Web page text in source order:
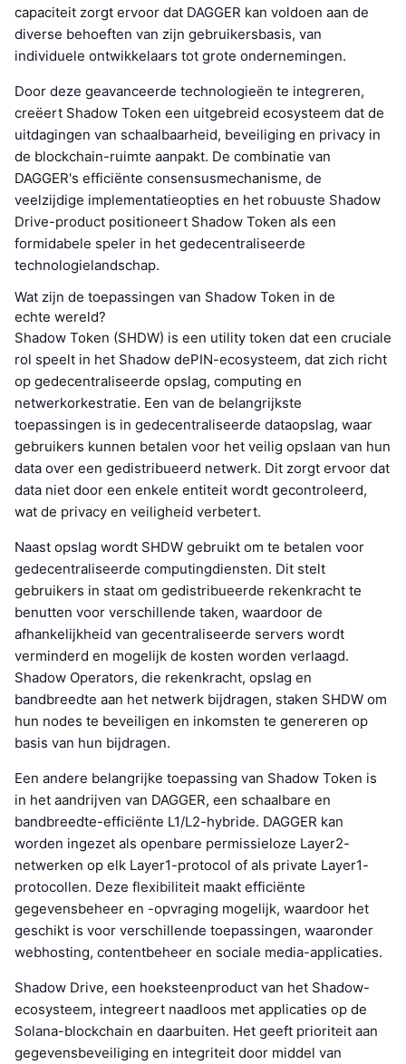
capaciteit zorgt ervoor dat DAGGER kan voldoen aan de
diverse behoeften van zijn gebruikersbasis, van
individuele ontwikkelaars tot grote ondernemingen.
Door deze geavanceerde technologieën te integreren,
creëert Shadow Token een uitgebreid ecosysteem dat de
uitdagingen van schaalbaarheid, beveiliging en privacy in
de blockchain-ruimte aanpakt. De combinatie van
DAGGER's efficiënte consensusmechanisme, de
veelzijdige implementatieopties en het robuuste Shadow
Drive-product positioneert Shadow Token als een
formidabele speler in het gedecentraliseerde
technologielandschap.
Wat zijn de toepassingen van Shadow Token in de
echte wereld?
Shadow Token (SHDW) is een utility token dat een cruciale
rol speelt in het Shadow dePIN-ecosysteem, dat zich richt
op gedecentraliseerde opslag, computing en
netwerkorkestratie. Een van de belangrijkste
toepassingen is in gedecentraliseerde dataopslag, waar
gebruikers kunnen betalen voor het veilig opslaan van hun
data over een gedistribueerd netwerk. Dit zorgt ervoor dat
data niet door een enkele entiteit wordt gecontroleerd,
wat de privacy en veiligheid verbetert.
Naast opslag wordt SHDW gebruikt om te betalen voor
gedecentraliseerde computingdiensten. Dit stelt
gebruikers in staat om gedistribueerde rekenkracht te
benutten voor verschillende taken, waardoor de
afhankelijkheid van gecentraliseerde servers wordt
verminderd en mogelijk de kosten worden verlaagd.
Shadow Operators, die rekenkracht, opslag en
bandbreedte aan het netwerk bijdragen, staken SHDW om
hun nodes te beveiligen en inkomsten te genereren op
basis van hun bijdragen.
Een andere belangrijke toepassing van Shadow Token is
in het aandrijven van DAGGER, een schaalbare en
bandbreedte-efficiënte L1/L2-hybride. DAGGER kan
worden ingezet als openbare permissieloze Layer2-
netwerken op elk Layer1-protocol of als private Layer1-
protocollen. Deze flexibiliteit maakt efficiënte
gegevensbeheer en -opvraging mogelijk, waardoor het
geschikt is voor verschillende toepassingen, waaronder
webhosting, contentbeheer en sociale media-applicaties.
Shadow Drive, een hoeksteenproduct van het Shadow-
ecosysteem, integreert naadloos met applicaties op de
Solana-blockchain en daarbuiten. Het geeft prioriteit aan
gegevensbeveiliging en integriteit door middel van